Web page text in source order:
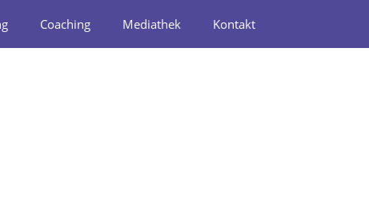
Coaching Mediathek Kontakt